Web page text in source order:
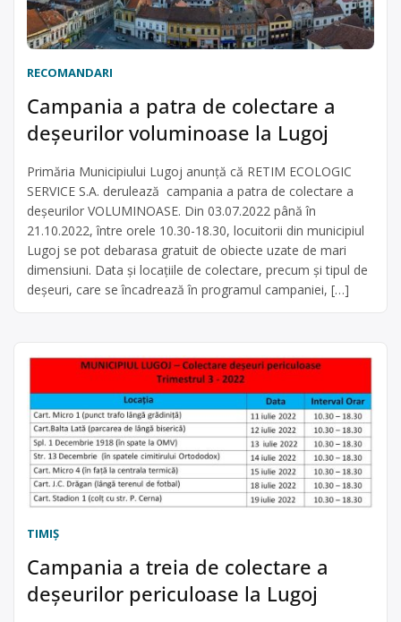
RECOMANDARI
Campania a patra de colectare a
deșeurilor voluminoase la Lugoj
Primăria Municipiului Lugoj anunță că RETIM ECOLOGIC
SERVICE S.A. derulează campania a patra de colectare a
deșeurilor VOLUMINOASE. Din 03.07.2022 până în
21.10.2022, între orele 10.30-18.30, locuitorii din municipiul
Lugoj se pot debarasa gratuit de obiecte uzate de mari
dimensiuni. Data și locațiile de colectare, precum și tipul de
deșeuri, care se încadrează în programul campaniei, […]
TIMIŞ
Campania a treia de colectare a
deșeurilor periculoase la Lugoj